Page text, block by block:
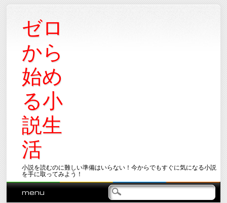
ゼロ
から
始め
る小
説生
活
小説を読むのに難しい準備はいらない！今からでもすぐに気になる小説
を手に取ってみよう！
Main menu
Skip
menu